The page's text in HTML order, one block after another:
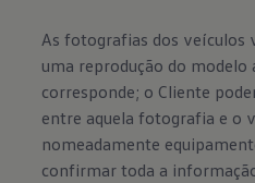
As fotografias dos veículos
uma reprodução do modelo
corresponde; o Cliente
entre aquela fotografia e o
nomeadamente
confirmar toda a